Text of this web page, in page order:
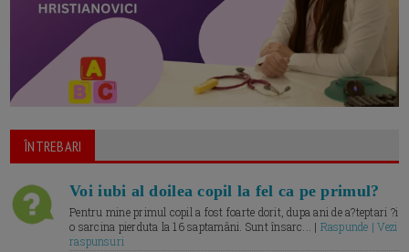
ÎNTREBARI
Voi iubi al doilea copil la fel ca pe primul?
Pentru mine primul copil a fost foarte dorit, dupa ani de a?teptari ?i
o sarcina pierduta la 16 saptamâni. Sunt însarc... | Raspunde | Vezi
raspunsuri